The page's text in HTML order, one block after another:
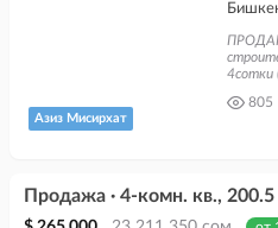
Азиз Мисирхат
4сотки
805
Продажа · 4-комн. кв.,